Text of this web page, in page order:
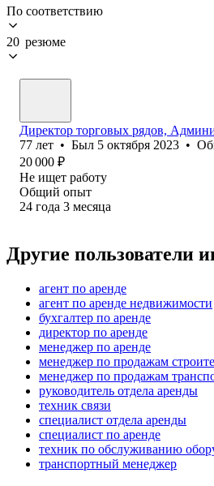
По соответствию
20 резюме
Директор торговых рядов,
77 лет • Был 5 октября 2023 •
20 000 ₽
Не ищет работу
Общий опыт
24 года 3 месяца
Другие пользователи
агент по аренде
агент по аренде недвижимости
бухгалтер по аренде
директор по аренде
менеджер по аренде
менеджер по продажам
менеджер по продажам
руководитель отдела аренды
техник связи
специалист отдела аренды
специалист по аренде
техник по обслуживанию
транспортный менеджер